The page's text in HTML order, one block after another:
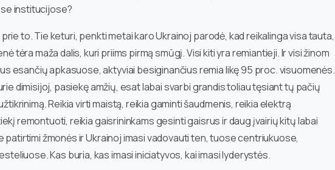
institucijose?
to. Tie keturi, penkti metai karo Ukrainoj parodė, kad reikalinga visa tauta,
tėra maža dalis, kuri priims pirmą smūgį. Visi kiti yra remiantieji. Ir visi žinom
esančių apkasuose, aktyviai besiginančius remia likę 95 proc. visuomenės.
dimisijoj, pasiekę amžių, esat labai svarbi grandis toliau tęsiant tų pačių
Reikia virti maistą, reikia gaminti šaudmenis, reikia elektrą
remontuoti, reikia gaisrininkams gesinti gaisrus ir daug įvairių kitų labai
patirtimi žmonės ir Ukrainoj imasi vadovauti ten, tuose centriukuose,
Kas buria, kas imasi iniciatyvos, kai imasi lyderystės.